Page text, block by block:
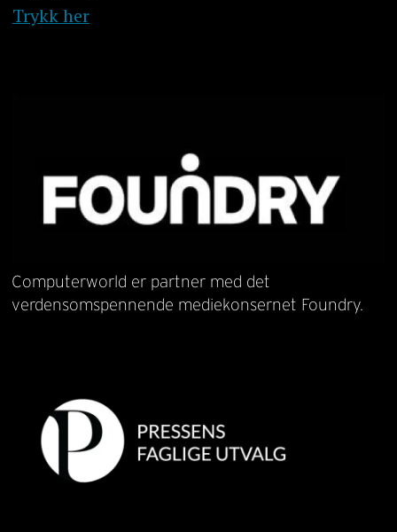
Trykk her
Computerworld er partner med det
verdensomspennende mediekonsernet Foundry.